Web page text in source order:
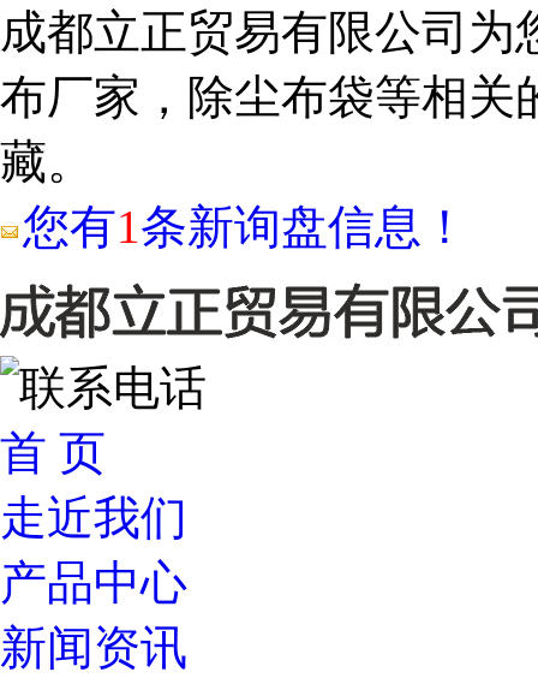
成都立正贸易有限公司为
布厂家，除尘布袋等相关
藏。
您有1条新询盘信息！
首 页
走近我们
产品中心
新闻资讯